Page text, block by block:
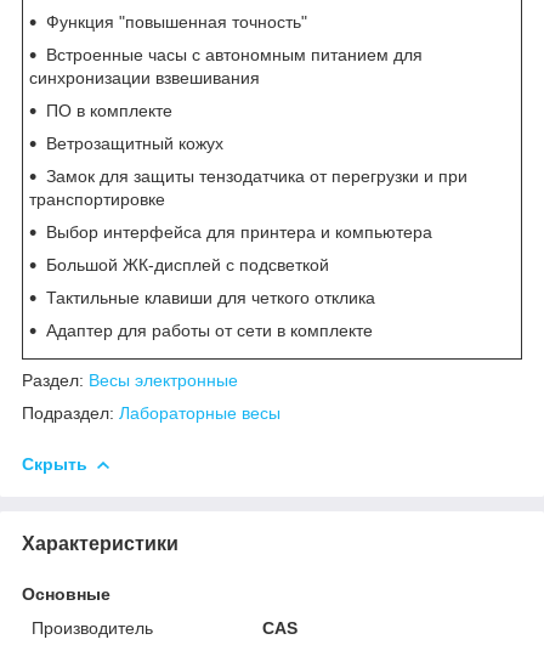
Функция "повышенная точность"
Встроенные часы с автономным питанием для
синхронизации взвешивания
ПО в комплекте
Ветрозащитный кожух
Замок для защиты тензодатчика от перегрузки и при
транспортировке
Выбор интерфейса для принтера и компьютера
Большой ЖК-дисплей с подсветкой
Тактильные клавиши для четкого отклика
Адаптер для работы от сети в комплекте
Раздел: Весы электронные
Подраздел: Лабораторные весы
Скрыть
Характеристики
Основные
Производитель
CAS